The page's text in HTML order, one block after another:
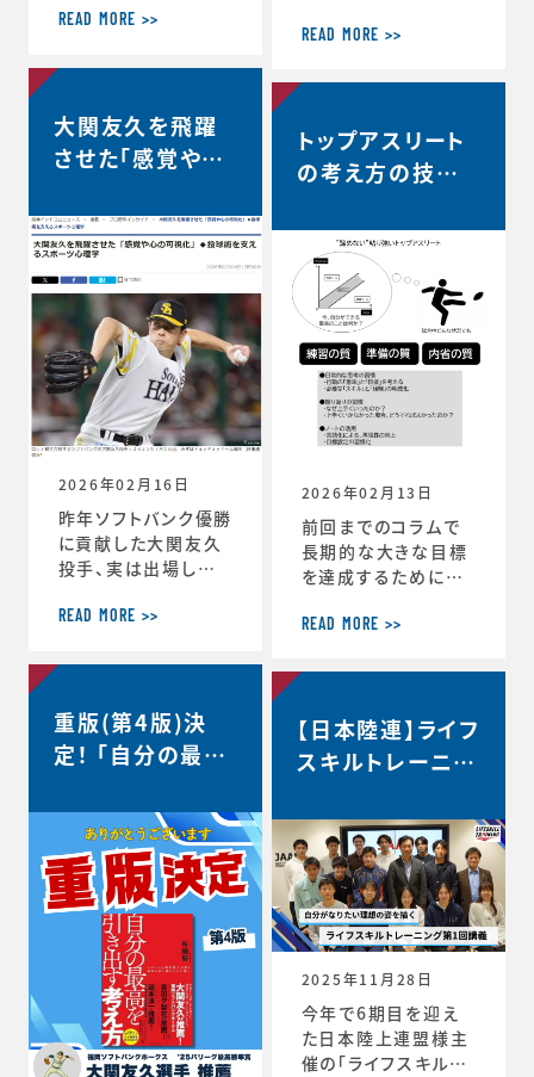
部が、都市対抗野球
選で第2代表戦で勝
が決定しました。 ◆
第97回都市対抗野球
大会 本大会出場決定
動車硬式野球部HPよ
り） https://redcr
uisers.toyotatim
es-sports.toyot
a/news/team_ne
ws-1505
READ MORE >>
京は最終順位5位と
以降、チーム史上最
◆リーグワン2025-2
6 ディビジョン1 最終
順位5位のお知らせ
ズ公式HP） http
s://blackrams-to
kyo.com/news/in
formation/2025-2
026/20260525a.h
tml
READ MORE >>
大関友久を飛躍
させた「感覚や心
術を支えるスポー
ツ心理学【時事ド
ットコムニュー
ス】
2026年02月16日
昨年ソフトバンク優勝
に貢献した大関友久
投手、実は出場した
ーで、たくさんの印象
ていました。時事通信
け、大関選手のコメン
トの「真意」をスポー
ツ心理学の視点から、
た内容がこちらの記
事にまとめられてい
ます。大関選手の布施
の1年間の取組みの
中身が見えてくると
思います。ぜひリンク
からご覧ください。・
言語化で生じる再現
性・何にフォーカスす
READ MORE >>
トップアスリート
の考え方の技術
中、諦めずに粘り
強い選手は何を
考えているの
か？…
2026年02月13日
前回までのコラムで
長期的な大きな目標
を達成するためにCS
がらその時々の適切
との重要性を話して
バランスを理解するこ
とのメリットはそれだ
けにとどまりません。
ビジネスにおいても
瞬時に判断が求めら
れるような状況が
度々起こりますが、 C
S バランスを意識し
てその時できる最高
のことにチャレンジす
る習慣が身につくと、
困難などんな状況下
READ MORE >>
重版(第4版)決
定！ 「自分の最高
方」
【日本陸連】ライフ
スキルトレーニン
ンタビュー＜自分
がなりたい理想の
姿を描く＞
2025年11月28日
今年で6期目を迎え
た日本陸上連盟様主
催の「ライフスキルト